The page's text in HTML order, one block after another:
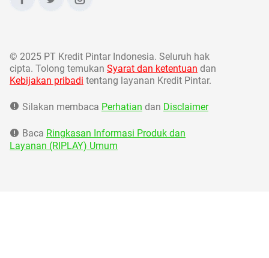
© 2025 PT Kredit Pintar Indonesia. Seluruh hak
cipta. Tolong temukan Syarat dan ketentuan dan
Kebijakan pribadi tentang layanan Kredit Pintar.
Silakan membaca Perhatian dan Disclaimer
Baca Ringkasan Informasi Produk dan
Layanan (RIPLAY) Umum